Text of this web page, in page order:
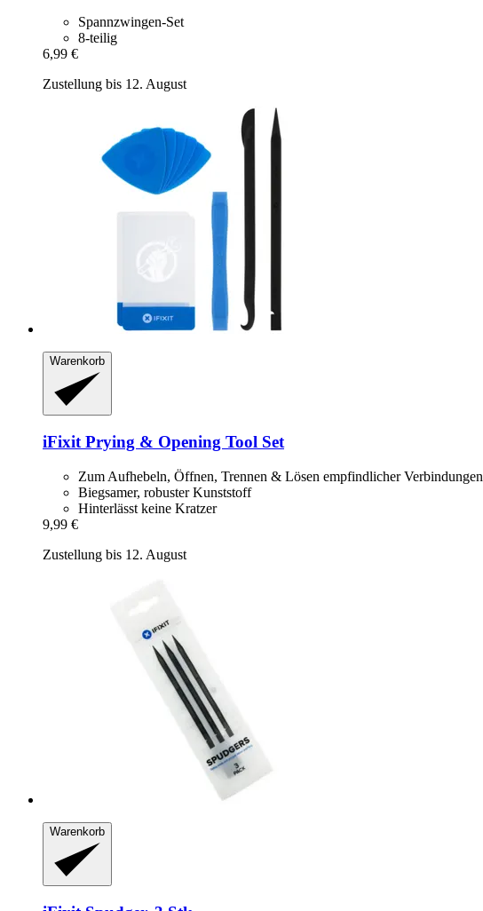
Spannzwingen-Set
8-teilig
6,99 €
Zustellung bis 12. August
Warenkorb
iFixit Prying & Opening Tool Set
Zum Aufhebeln, Öffnen, Trennen & Lösen empfindlicher Verbindungen
Biegsamer, robuster Kunststoff
Hinterlässt keine Kratzer
9,99 €
Zustellung bis 12. August
Warenkorb